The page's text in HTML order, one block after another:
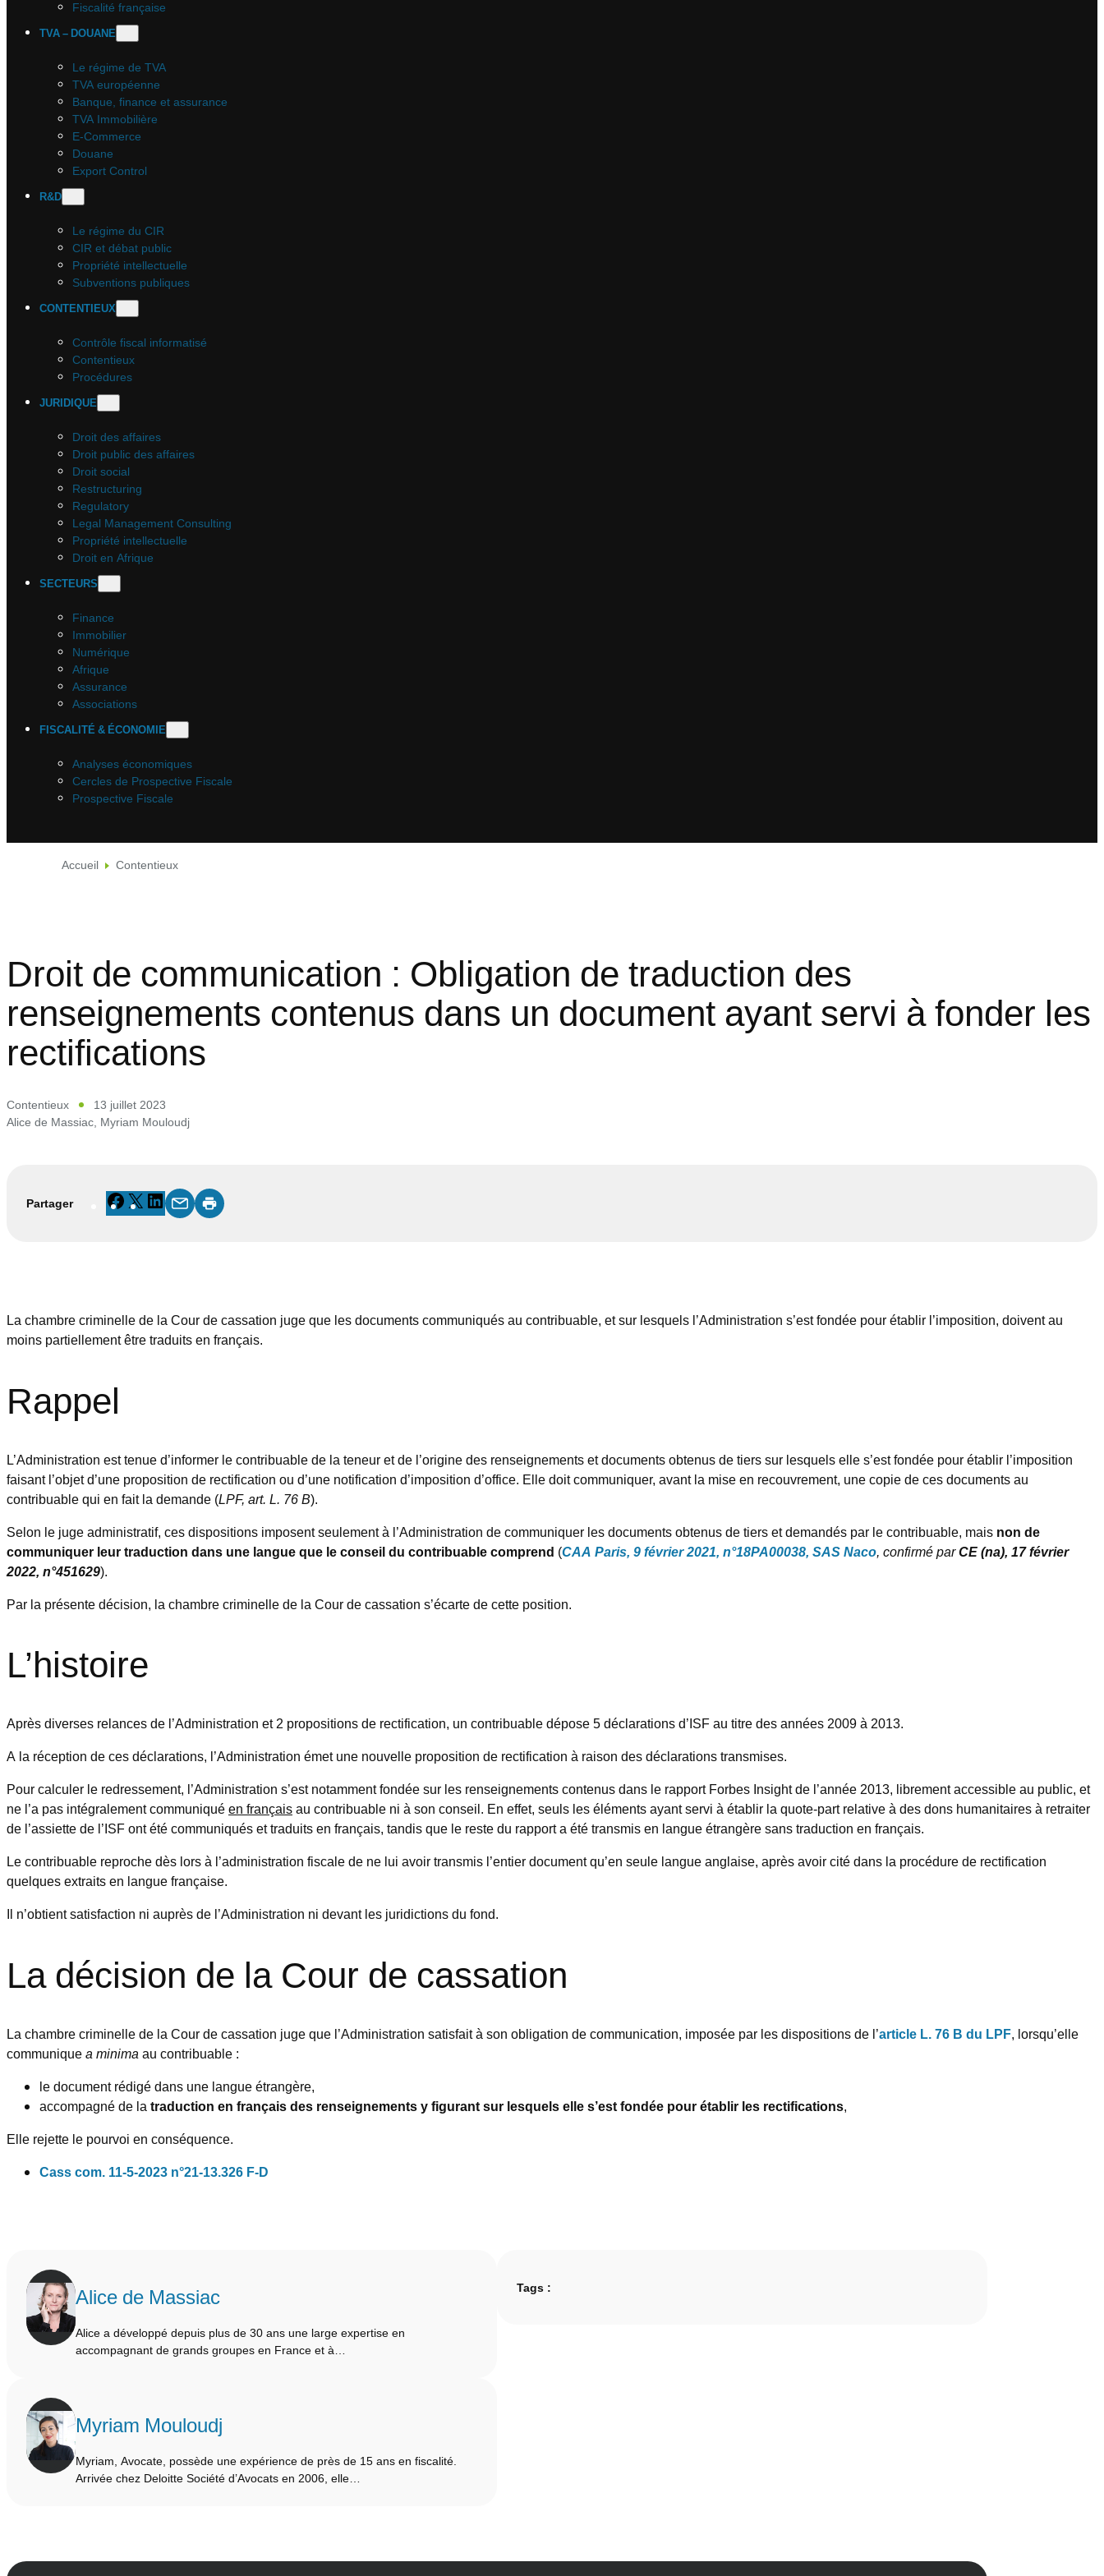
Fiscalité française
TVA – DOUANE
Le régime de TVA
TVA européenne
Banque, finance et assurance
TVA Immobilière
E-Commerce
Douane
Export Control
R&D
Le régime du CIR
CIR et débat public
Propriété intellectuelle
Subventions publiques
CONTENTIEUX
Contrôle fiscal informatisé
Contentieux
Procédures
JURIDIQUE
Droit des affaires
Droit public des affaires
Droit social
Restructuring
Regulatory
Legal Management Consulting
Propriété intellectuelle
Droit en Afrique
SECTEURS
Finance
Immobilier
Numérique
Afrique
Assurance
Associations
FISCALITÉ & ÉCONOMIE
Analyses économiques
Cercles de Prospective Fiscale
Prospective Fiscale
Accueil Contentieux
Droit de communication : Obligation de traduction des
renseignements contenus dans un document ayant servi à fonder les
rectifications
Contentieux
13 juillet 2023
Alice de Massiac Myriam Mouloudj
Partager Facebook
X LinkedIn
La chambre criminelle de la Cour de cassation juge que les documents communiqués au contribuable, et sur lesquels l’Administration s’est fondée pour établir l’imposition, doivent au
moins partiellement être traduits en français.
Rappel
L’Administration est tenue d’informer le contribuable de la teneur et de l’origine des renseignements et documents obtenus de tiers sur lesquels elle s’est fondée pour établir l’imposition
faisant l’objet d’une proposition de rectification ou d’une notification d’imposition d’office. Elle doit communiquer, avant la mise en recouvrement, une copie de ces documents au
contribuable qui en fait la demande (LPF, art. L. 76 B).
Selon le juge administratif, ces dispositions imposent seulement à l’Administration de communiquer les documents obtenus de tiers et demandés par le contribuable, mais non de
communiquer leur traduction dans une langue que le conseil du contribuable comprend (CAA Paris, 9 février 2021, n°18PA00038, SAS Naco, confirmé parCE (na), 17 février
2022, n°451629).
Par la présente décision, la chambre criminelle de la Cour de cassation s’écarte de cette position.
L’histoire
Après diverses relances de l’Administration et 2 propositions de rectification, un contribuable dépose 5 déclarations d’ISF au titre des années 2009 à 2013.
A la réception de ces déclarations, l’Administration émet une nouvelle proposition de rectification à raison des déclarations transmises.
Pour calculer le redressement, l’Administration s’est notamment fondée sur les renseignements contenus dans le rapport Forbes Insight de l’année 2013, librement accessible au public, et
ne l’a pas intégralement communiquéen françaisau contribuable ni à son conseil. En effet, seuls les éléments ayant servi à établir la quote-part relative à des dons humanitaires à retraiter
de l’assiette de l’ISF ont été communiqués et traduits en français, tandis que le reste du rapport a été transmis en langue étrangère sans traduction en français.
Le contribuable reproche dès lors à l’administration fiscale de ne lui avoir transmis l’entier document qu’en seule langue anglaise, après avoir cité dans la procédure de rectification
quelques extraits en langue française.
Il n’obtient satisfaction ni auprès de l’Administration ni devant les juridictions du fond.
La décision de la Cour de cassation
La chambre criminelle de la Cour de cassation juge que l’Administration satisfait à son obligation de communication, imposée par les dispositions de l’article L. 76 B du LPF, lorsqu’elle
communiquea minimaau contribuable :
le document rédigé dans une langue étrangère,
accompagné de latraduction en français des renseignements y figurant sur lesquels elle s’est fondée pour établir les rectifications,
Elle rejette le pourvoi en conséquence.
Casscom. 11-5-2023 n°21-13.326 F-D
Alice de Massiac
Alice a développé depuis plus de 30 ans une large expertise en
accompagnant de grands groupes en France et à…
Myriam Mouloudj
Myriam, Avocate, possède une expérience de près de 15 ans en fiscalité.
Arrivée chez Deloitte Société d’Avocats en 2006, elle…
Tags :